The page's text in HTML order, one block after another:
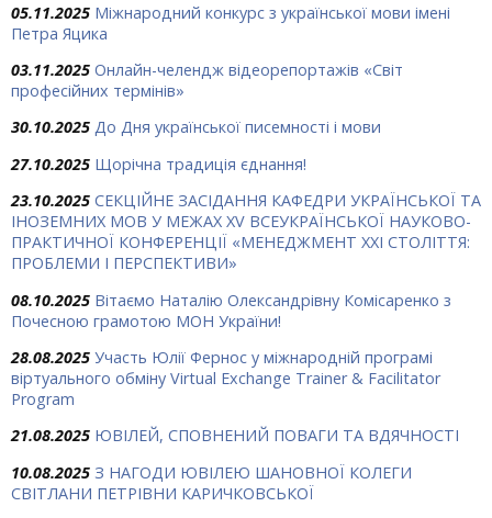
05.11.2025 Міжнародний конкурс з української мови імені
Петра Яцика
03.11.2025 Онлайн-челендж відеорепортажів «Світ
професійних термінів»
30.10.2025 До Дня української писемності і мови
27.10.2025 Щорічна традиція єднання!
23.10.2025 СЕКЦІЙНЕ ЗАСІДАННЯ КАФЕДРИ УКРАЇНСЬКОЇ ТА
ІНОЗЕМНИХ МОВ У МЕЖАХ ХV ВСЕУКРАЇНСЬКОЇ НАУКОВО-
ПРАКТИЧНОЇ КОНФЕРЕНЦІЇ «МЕНЕДЖМЕНТ XXI СТОЛІТТЯ:
ПРОБЛЕМИ І ПЕРСПЕКТИВИ»
08.10.2025 Вітаємо Наталію Олександрівну Комісаренко з
Почесною грамотою МОН України!
28.08.2025 Участь Юлії Фернос у міжнародній програмі
віртуального обміну Virtual Exchange Trainer & Facilitator
Program
21.08.2025 ЮВІЛЕЙ, СПОВНЕНИЙ ПОВАГИ ТА ВДЯЧНОСТІ
10.08.2025 З НАГОДИ ЮВІЛЕЮ ШАНОВНОЇ КОЛЕГИ
СВІТЛАНИ ПЕТРІВНИ КАРИЧКОВСЬКОЇ